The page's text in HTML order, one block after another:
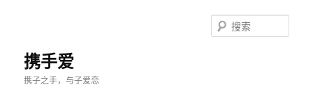
携手爱
携子之手，与子爱恋
索